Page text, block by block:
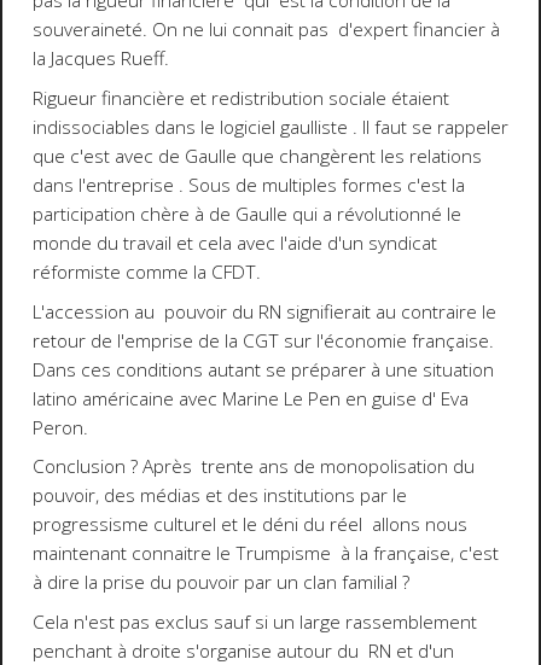
souveraineté. On ne lui connait pas d'expert financier à
la Jacques Rueff.
Rigueur financière et redistribution sociale étaient
indissociables dans le logiciel gaulliste . Il faut se rappeler
que c'est avec de Gaulle que changèrent les relations
dans l'entreprise . Sous de multiples formes c'est la
participation chère à de Gaulle qui a révolutionné le
monde du travail et cela avec l'aide d'un syndicat
réformiste comme la CFDT.
L'accession au pouvoir du RN signifierait au contraire le
retour de l'emprise de la CGT sur l'économie française.
Dans ces conditions autant se préparer à une situation
latino américaine avec Marine Le Pen en guise d' Eva
Peron.
Conclusion ? Après trente ans de monopolisation du
pouvoir, des médias et des institutions par le
progressisme culturel et le déni du réel allons nous
maintenant connaitre le Trumpisme à la française, c'est
à dire la prise du pouvoir par un clan familial ?
Cela n'est pas exclus sauf si un large rassemblement
penchant à droite s'organise autour du RN et d'un